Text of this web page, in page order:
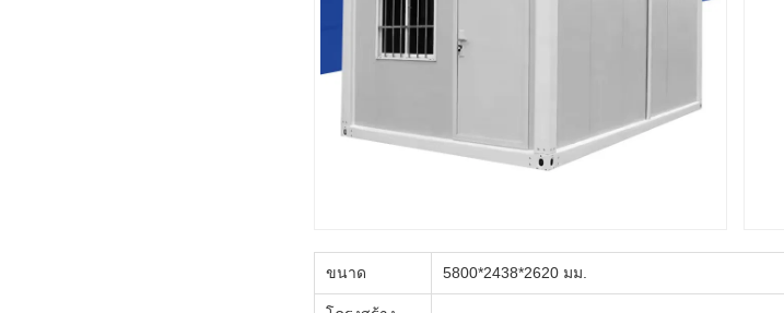
ขนาด 5800*2438*2620 มม.